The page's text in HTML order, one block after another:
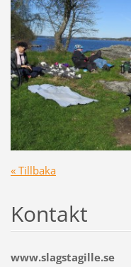
« Tillbaka
Kontakt
www.slagstagille.se